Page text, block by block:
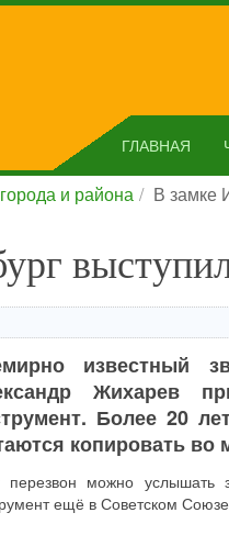
ГЛАВНАЯ
и района В замке
известный
Жихарев
Более 20
копировать во
перезвон можно услышать
ещё в Советском